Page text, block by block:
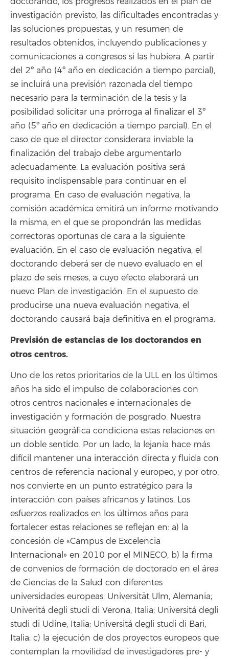
investigación previsto, las dificultades encontradas y
las soluciones propuestas, y un resumen de
resultados obtenidos, incluyendo publicaciones y
comunicaciones a congresos si las hubiera. A partir
del 2º año (4º año en dedicación a tiempo parcial),
se incluirá una previsión razonada del tiempo
necesario para la terminación de la tesis y la
posibilidad solicitar una prórroga al finalizar el 3º
año (5º año en dedicación a tiempo parcial). En el
caso de que el director considerara inviable la
finalización del trabajo debe argumentarlo
adecuadamente. La evaluación positiva será
requisito indispensable para continuar en el
programa. En caso de evaluación negativa, la
comisión académica emitirá un informe motivando
la misma, en el que se propondrán las medidas
correctoras oportunas de cara a la siguiente
evaluación. En el caso de evaluación negativa, el
doctorando deberá ser de nuevo evaluado en el
plazo de seis meses, a cuyo efecto elaborará un
nuevo Plan de investigación. En el supuesto de
producirse una nueva evaluación negativa, el
doctorando causará baja definitiva en el programa.
Previsión de estancias de los doctorandos en
otros centros.
Uno de los retos prioritarios de la ULL en los últimos
años ha sido el impulso de colaboraciones con
otros centros nacionales e internacionales de
investigación y formación de posgrado. Nuestra
situación geográfica condiciona estas relaciones en
un doble sentido. Por un lado, la lejanía hace más
difícil mantener una interacción directa y fluida con
centros de referencia nacional y europeo, y por otro,
nos convierte en un punto estratégico para la
interacción con países africanos y latinos. Los
esfuerzos realizados en los últimos años para
fortalecer estas relaciones se reflejan en: a) la
concesión de «Campus de Excelencia
Internacional» en 2010 por el MINECO, b) la firma
de convenios de formación de doctorado en el área
de Ciencias de la Salud con diferentes
universidades europeas: Universität Ulm, Alemania;
Univeritá degli studi di Verona, Italia; Universitá degli
studi di Udine, Italia; Universitá degli studi di Bari,
Italia; c) la ejecución de dos proyectos europeos que
contemplan la movilidad de investigadores pre- y